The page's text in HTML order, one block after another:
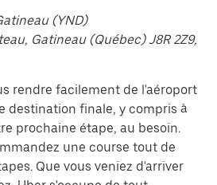
(YND)
Gatineau (Québec) J8R 2Z9,
rendre facilement de l'aéroport
destination finale, y compris à
prochaine étape, au besoin.
une course tout de
Que vous veniez d'arriver